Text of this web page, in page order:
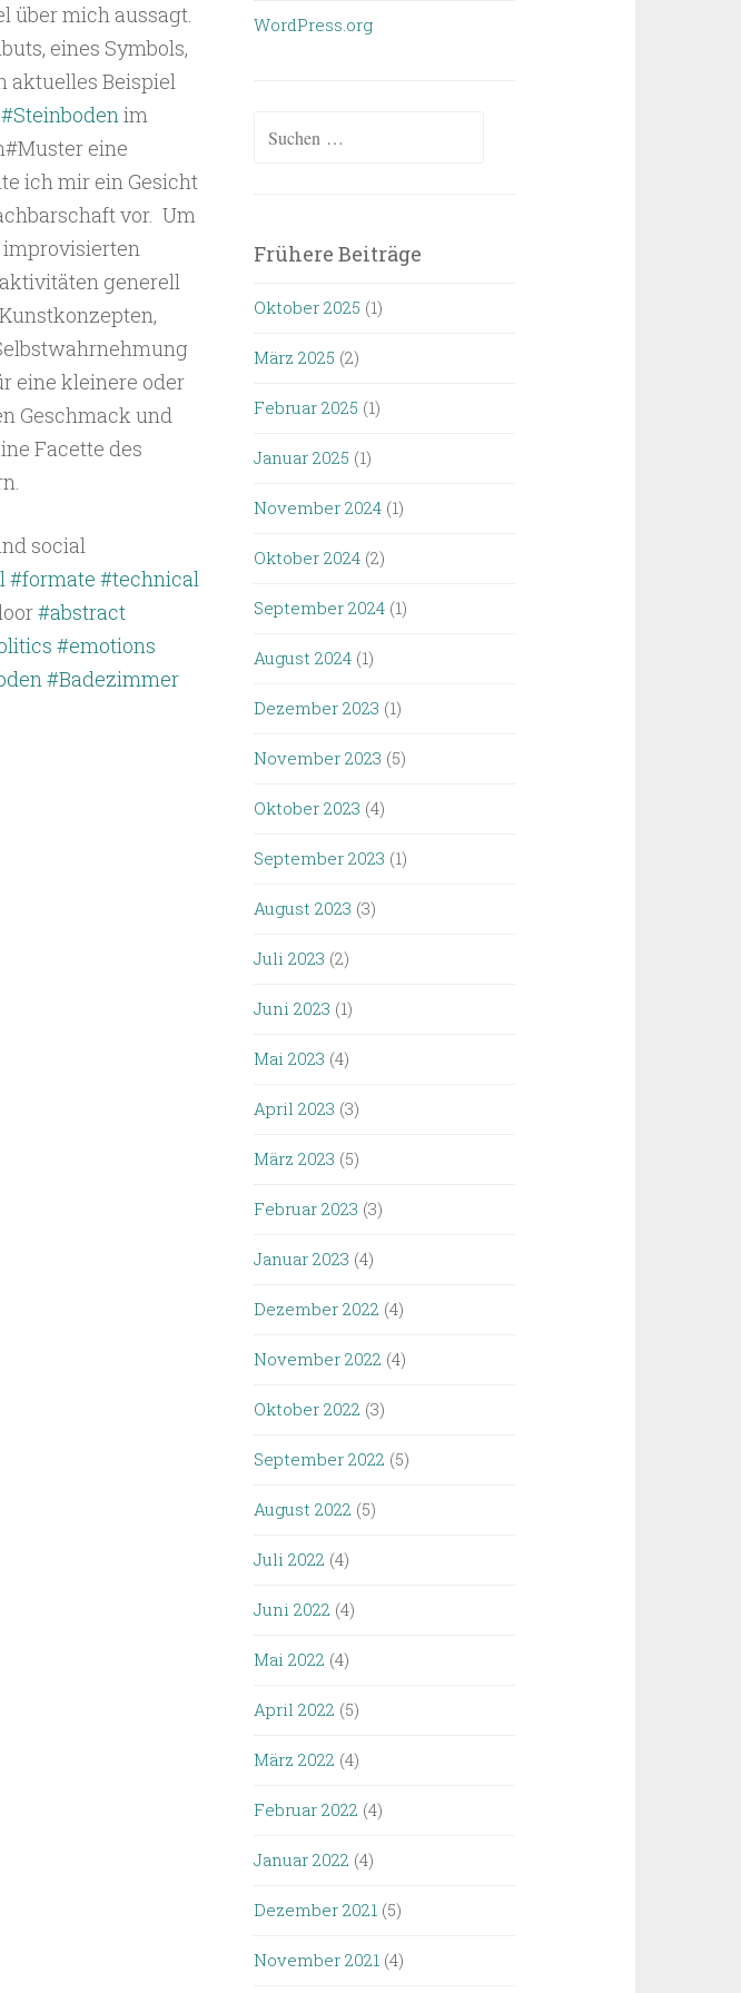
über mich aussagt.
eines Symbols,
aktuelles Beispiel
#Steinbodenim
eine
ich mir ein Gesicht
vor. Um
generell
eine kleinere oder
Geschmack und
Facette des
social
#formate #technical
#abstract
#emotions
#Badezimmer
WordPress.org
Suchen
Frühere Beiträge
Oktober 2025 (1)
März 2025 (2)
Februar 2025 (1)
Januar 2025 (1)
November 2024 (1)
Oktober 2024 (2)
September 2024 (1)
August 2024 (1)
Dezember 2023 (1)
November 2023 (5)
Oktober 2023 (4)
September 2023 (1)
August 2023 (3)
Juli 2023 (2)
Juni 2023 (1)
Mai 2023 (4)
April 2023 (3)
März 2023 (5)
Februar 2023 (3)
Januar 2023 (4)
Dezember 2022 (4)
November 2022 (4)
Oktober 2022 (3)
September 2022 (5)
August 2022 (5)
Juli 2022 (4)
Juni 2022 (4)
Mai 2022 (4)
April 2022 (5)
März 2022 (4)
Februar 2022 (4)
Januar 2022 (4)
Dezember 2021 (5)
November 2021 (4)